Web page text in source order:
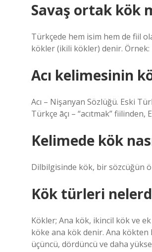
Savaş ortak kök
Türkçede hem isim hem de fiil
kökler (ikili kökler) denir. Örnek:
Acı kelimesinin
Acı – Nişanyan Sözlüğü. Eski
Türkçe āçı – “acıtmak”
Kelimede kök
Dilbilgisinde kök, bir sözcüğün
Kök türleri
Kökler; Ana kök, ikincil kök ve
köke ana kök denir. Ana kökten
üçüncü, dördüncü ve daha